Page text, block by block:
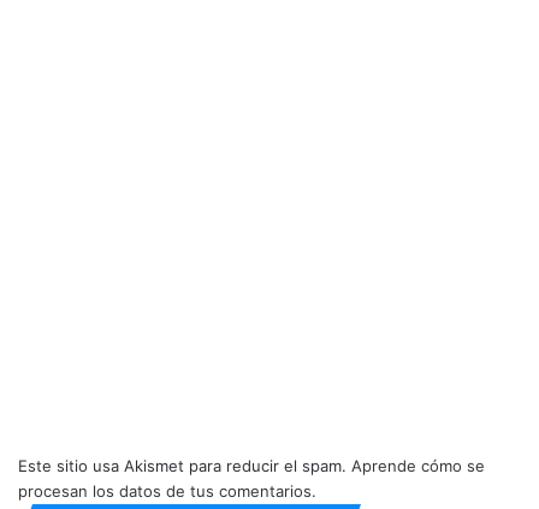
Este sitio usa Akismet para reducir el spam. Aprende cómo se
procesan los datos de tus comentarios.